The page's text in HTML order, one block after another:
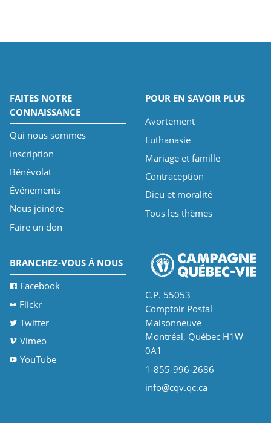
FAITES NOTRE
CONNAISSANCE
Qui nous sommes
Inscription
Bénévolat
Événements
Nous joindre
Faire un don
POUR EN SAVOIR PLUS
Avortement
Euthanasie
Mariage et famille
Contraception
Dieu et moralité
Tous les thèmes
BRANCHEZ-VOUS À NOUS
Facebook
Flickr
Twitter
Vimeo
YouTube
C.P. 55053
Comptoir Postal
Maisonneuve
Montréal, Québec H1W
0A1
1-855-996-2686
info@cqv.qc.ca